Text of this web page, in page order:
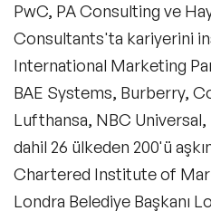
PwC, PA Consulting ve
Consultants'ta kariyerini
International Marketing
BAE Systems, Burberry,
Lufthansa, NBC
dahil 26 ülkeden 200'ü
Chartered Institute of
Londra Belediye Başkanı
Neuro Science (Sinir
Gelecek & Fütürizm
Dijital Pazarlama ve
Konuşmacıları
Seyahat
Satış Konuşmacıları